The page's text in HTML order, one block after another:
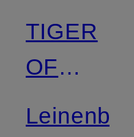
TIGER
OF
SWEDEN